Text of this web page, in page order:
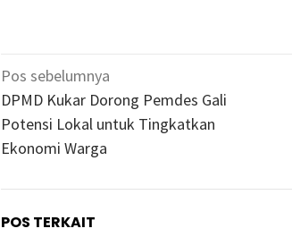
Navigasi
pos
Pos sebelumnya
DPMD Kukar Dorong Pemdes Gali
Potensi Lokal untuk Tingkatkan
Ekonomi Warga
POS TERKAIT